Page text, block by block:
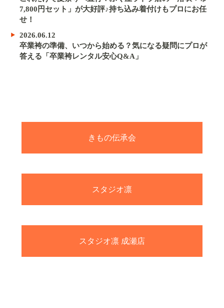
7,800円セット」が大好評♪持ち込み着付けもプロにお任
せ！
2026.06.12
卒業袴の準備、いつから始める？気になる疑問にプロが
答える「卒業袴レンタル安心Q&A」
きもの伝承会
スタジオ凛
スタジオ凛 成瀬店